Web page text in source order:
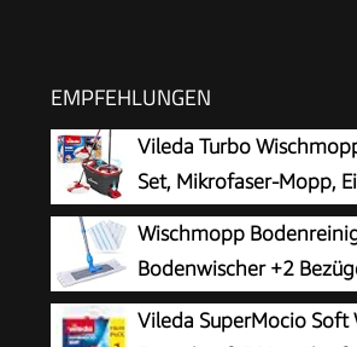
EMPFEHLUNGEN
Vileda Turbo
Set, Mikrofaser-Mopp,
Teleskopstiel
Wischmopp
Bodenwischer +2
Mopp + Teleskopstiel
Vileda SuperMocio Soft